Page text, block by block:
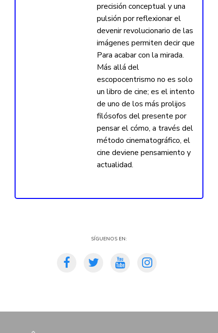
precisión conceptual y una
pulsión por reflexionar el
devenir revolucionario de las
imágenes permiten decir que
Para acabar con la mirada.
Más allá del
escopocentrismo no es solo
un libro de cine; es el intento
de uno de los más prolijos
filósofos del presente por
pensar el cómo, a través del
método cinematográfico, el
cine deviene pensamiento y
actualidad.
Síguenos en: